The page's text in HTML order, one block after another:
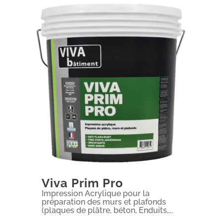
Viva Prim Pro
Impression Acrylique pour la
préparation des murs et plafonds
(plaques de plâtre, béton, Enduits,...